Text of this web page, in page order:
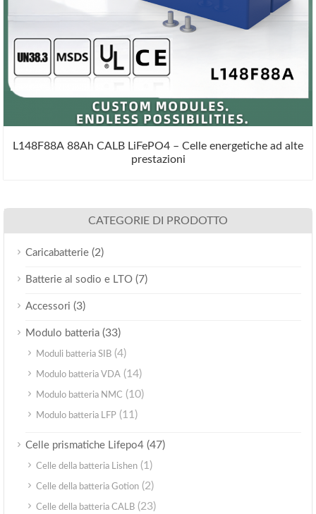
L148F88A 88Ah CALB LiFePO4 – Celle energetiche ad alte
prestazioni
CATEGORIE DI PRODOTTO
Caricabatterie (2)
Batterie al sodio e LTO (7)
Accessori (3)
Modulo batteria (33)
Moduli batteria SIB (4)
Modulo batteria VDA (14)
Modulo batteria NMC (10)
Modulo batteria LFP (11)
Celle prismatiche Lifepo4 (47)
Celle della batteria Lishen (1)
Celle della batteria Gotion (2)
Celle della batteria CALB (23)